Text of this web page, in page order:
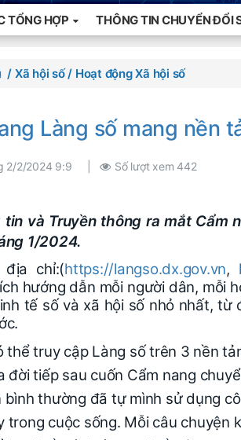
TỔNG HỢP THÔNG TIN CHUYỂN ĐỔI
/ Xã hội số/ Hoạt động Xã hội số
Làng số mang nền
2/2/2024 9:9 | Số lượt xem 442
tin và Truyền thông ra mắt Cẩm
1/2024.
địa chỉ:(https://langso.dx.gov.vn,
hướng dẫn mỗi người dân, mỗi
tế số và xã hội số nhỏ nhất,
thể truy cập Làng số trên 3 nền
đời tiếp sau cuốn Cẩm nang
bình thường đã tự mình sử dụng
trong cuộc sống. Mỗi câu chuyện